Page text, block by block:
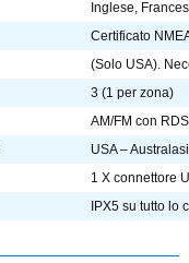
Inglese,
Certificato
(Solo USA).
3 (1 per zona)
AM/FM con
USA –
1 X connettore
IPX5 su tutto lo